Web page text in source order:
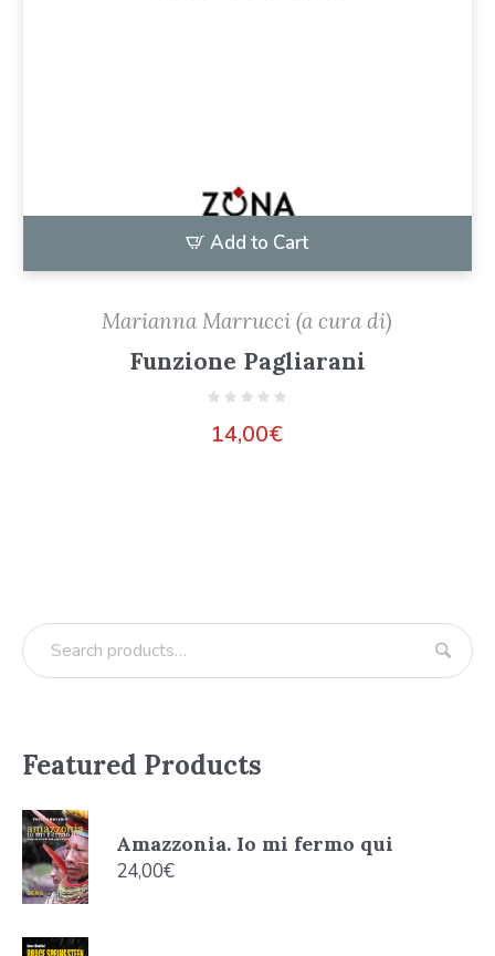
Add to Cart
Marianna Marrucci (a cura di)
Funzione Pagliarani
14,00€
Featured Products
Amazzonia. Io mi fermo qui
24,00€